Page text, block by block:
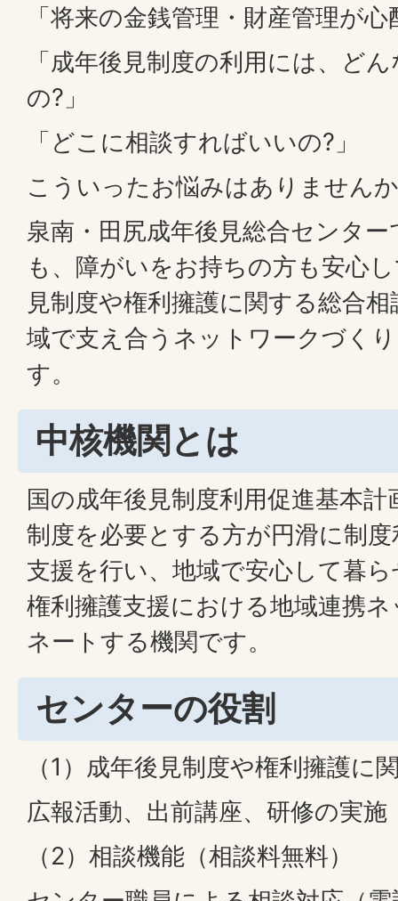
「将来の金銭管理・財産管理が
「成年後見制度の利用には、ど
の?」
「どこに相談すればいいの?」
こういったお悩みはありません
泉南・田尻成年後見総合センタ
も、障がいをお持ちの方も安心
見制度や権利擁護に関する総合
域で支え合うネットワークづく
す。
中核機関とは
国の成年後見制度利用促進基本
制度を必要とする方が円滑に制
支援を行い、地域で安心して暮
権利擁護支援における地域連携
ネートする機関です。
センターの役割
（1）成年後見制度や権利擁護に
広報活動、出前講座、研修の実施
（2）相談機能（相談料無料）